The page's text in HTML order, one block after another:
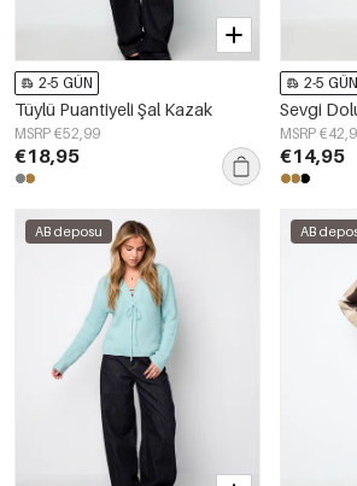
2-5 GÜN
Tüylü Puantiyeli Şal Kazak
MSRP €52,99
€18,95
2-5 GÜN
Sevgi
MSRP
€14,95
AB deposu AB